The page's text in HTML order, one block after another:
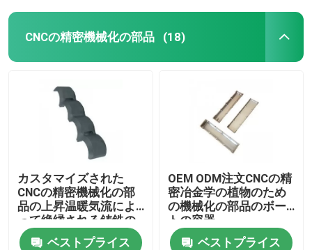
CNCの精密機械化の部品 (18)
カスタマイズされた
CNCの精密機械化の部
品の上昇温暖気流によ
って絶縁される鋳鉄の
パイプ・クランプ
ベストプライス
OEM ODM注文CNCの精
密冶金学の植物のため
の機械化の部品のボー
トの容器
ベストプライス